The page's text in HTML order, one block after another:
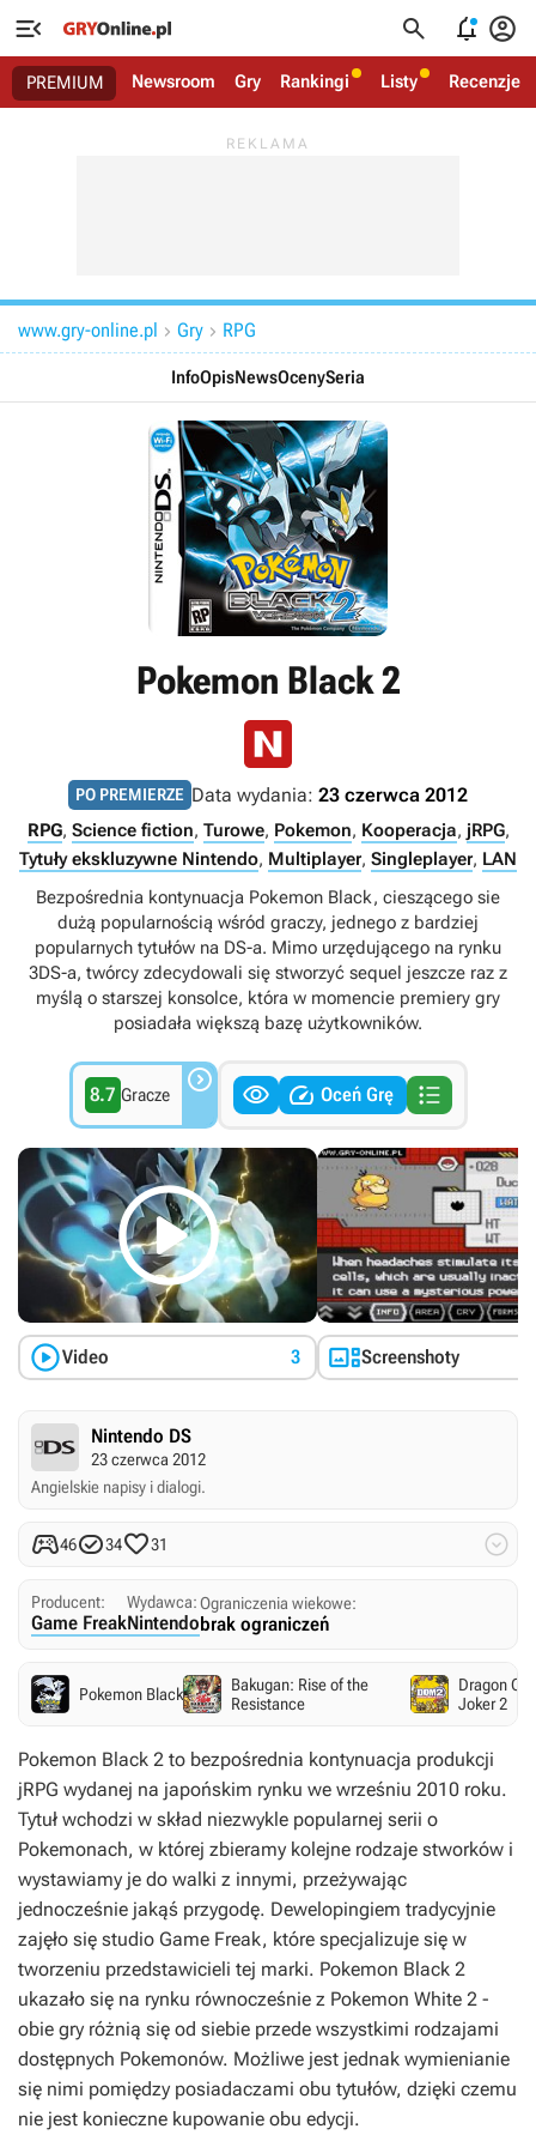
   
PREMIUM Newsroom Gry Rankingi Listy Recenzje
www.gry-online.pl  Gry  RPG
InfoOpisNewsOcenySeria
Pokemon Black 2
PO PREMIERZE Data wydania: 23 czerwca 2012
RPG, Science fiction, Turowe, Pokemon, Kooperacja, jRPG,
Tytuły ekskluzywne Nintendo, Multiplayer, Singleplayer, LAN
Bezpośrednia kontynuacja Pokemon Black, cieszącego sie
dużą popularnością wśród graczy, jednego z bardziej
popularnych tytułów na DS-a. Mimo urzędującego na rynku
3DS-a, twórcy zdecydowali się stworzyć sequel jeszcze raz z
myślą o starszej konsolce, która w momencie premiery gry
posiadała większą bazę użytkowników.
8.7 Gracze    Oceń Grę 

Video 3 Screenshoty
Nintendo DS
23 czerwca 2012
Angielskie napisy i dialogi.
463431 
Producent:
Game Freak
Wydawca:
Nintendo
Ograniczenia wiekowe:
brak ograniczeń
Pokemon Black
Bakugan: Rise of the
Resistance
Dragon
Joker 2
Pokemon Black 2 to bezpośrednia kontynuacja produkcji
jRPG wydanej na japońskim rynku we wrześniu 2010 roku.
Tytuł wchodzi w skład niezwykle popularnej serii o
Pokemonach, w której zbieramy kolejne rodzaje stworków i
wystawiamy je do walki z innymi, przeżywając
jednocześnie jakąś przygodę. Dewelopingiem tradycyjnie
zajęło się studio Game Freak, które specjalizuje się w
tworzeniu przedstawicieli tej marki. Pokemon Black 2
ukazało się na rynku równocześnie z Pokemon White 2 -
obie gry różnią się od siebie przede wszystkimi rodzajami
dostępnych Pokemonów. Możliwe jest jednak wymienianie
się nimi pomiędzy posiadaczami obu tytułów, dzięki czemu
nie jest konieczne kupowanie obu edycji.